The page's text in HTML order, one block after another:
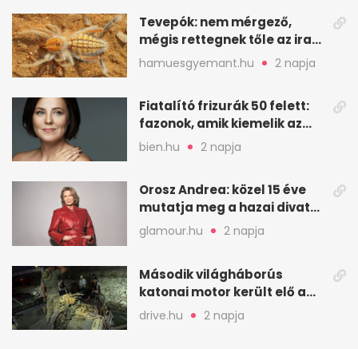
Tevepók: nem mérgező,
mégis rettegnek tőle az iraki
sivatagban
hamuesgyemant.hu 2 napja
Fiatalító frizurák 50 felett:
fazonok, amik kiemelik az
arcodat
bien.hu 2 napja
Orosz Andrea: közel 15 éve
mutatja meg a hazai divat
arcait
glamour.hu 2 napja
Második világháborús
katonai motor került elő a
Dunából a Batthyány térnél
drive.hu 2 napja